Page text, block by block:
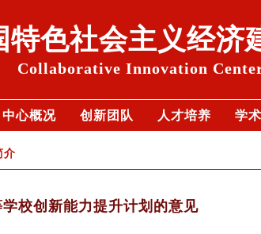
特色社会主义经济
Collaborative Innovation
中心概况 创新团队 人才培养 学
介
校创新能力提升计划的意见